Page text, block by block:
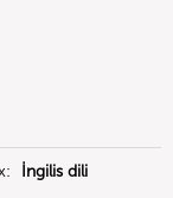
İngilis dili